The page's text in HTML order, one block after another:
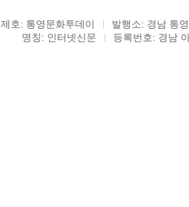
제호: 통영문화투데이
발행소: 경남 통
명칭: 인터넷신문
등록번호: 경남